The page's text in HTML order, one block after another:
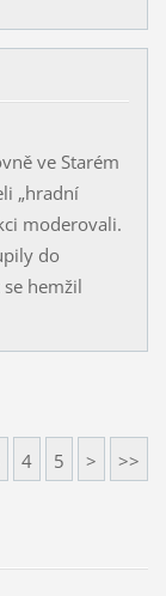
ve Starém
„hradní
moderovali.
do
hemžil
4 5 > >>